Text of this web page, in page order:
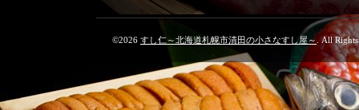
©2026 すし仁～北海道札幌市清田の小さなすし屋～ . All